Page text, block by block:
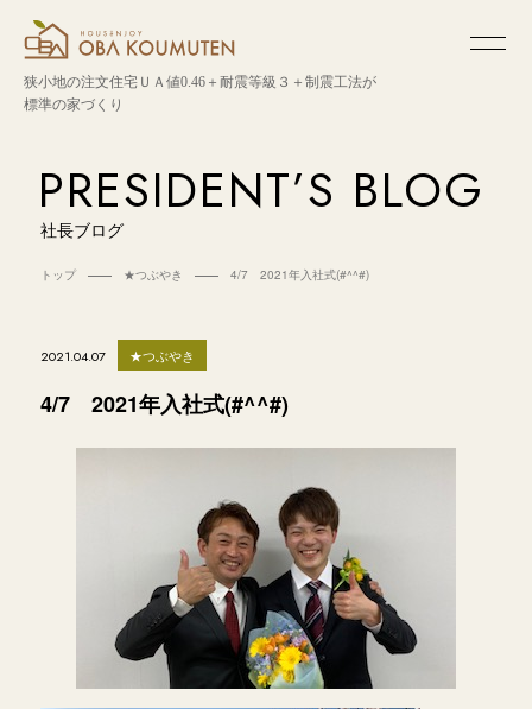
狭小地の注文住宅ＵＡ値0.46＋耐震等級３＋制震工法が
標準の家づくり
PRESIDENT’S BLOG
社長ブログ
トップ ★つぶやき 4/7 2021年入社式(#^^#)
2021.04.07 ★つぶやき
4/7 2021年入社式(#^^#)